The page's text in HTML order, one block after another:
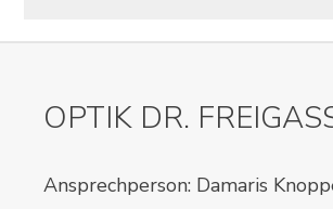
OPTIK DR.
Ansprechperson: Damaris